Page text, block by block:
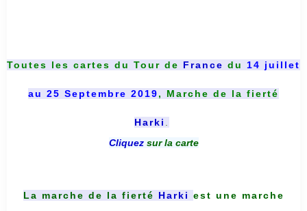
Toutes les cartes du Tour de France du 14 juillet
au 25 Septembre 2019, Marche de la fierté
Harki
Cliquez sur la carte
La marche de la fierté Harki est une marche